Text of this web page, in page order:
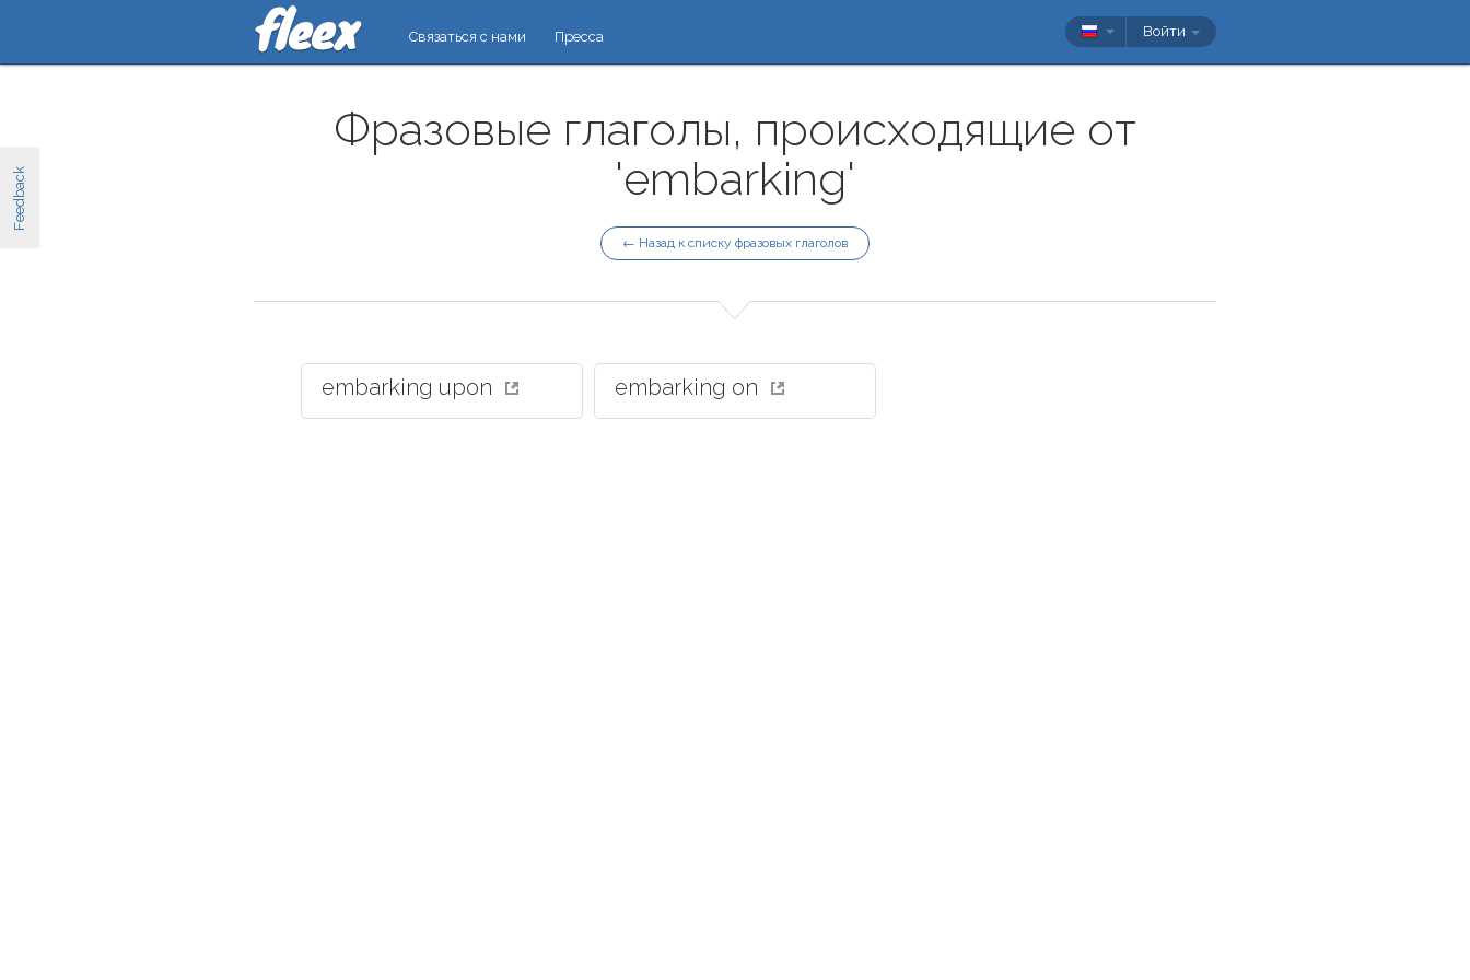
Feedback
Связаться с нами Пресса Войти
Фразовые глаголы, происходящие от
'embarking'
← Назад к списку фразовых глаголов
embarking upon embarking on